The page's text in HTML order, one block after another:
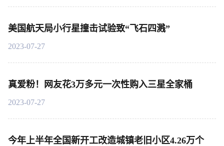
美国航天局小行星撞击试验致“飞石四溅”
2023-07-27
真爱粉！网友花3万多元一次性购入三星全家桶
2023-07-27
今年上半年全国新开工改造城镇老旧小区4.26万个